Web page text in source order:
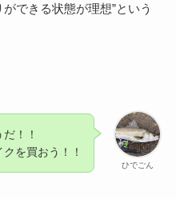
できる状態が理想”という
ひでごん
だ！！
クを買おう！！